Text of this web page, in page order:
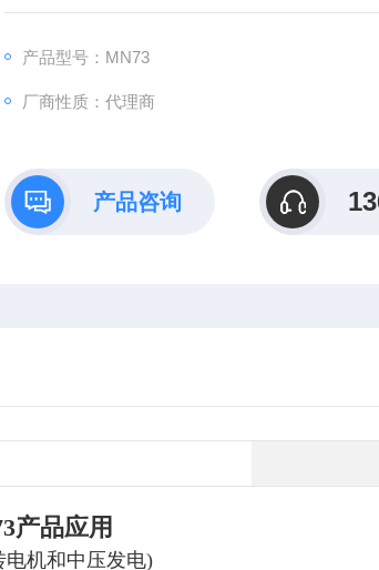
产品型号：MN73
厂商性质：代理商
产品咨询
产品应用
机和中压发电)